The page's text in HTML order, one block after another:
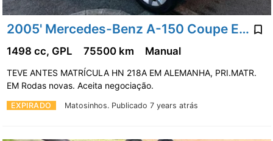
2005' Mercedes-Benz A-150 Coupe Elegance
EXPIRADO Matosinhos. Publicado 7 years atrás
1498 cc, GPL 75500 km Manual
TEVE ANTES MATRÍCULA HN 218A EM ALEMANHA, PRI.MATR.
EM Rodas novas. Aceita negociação.